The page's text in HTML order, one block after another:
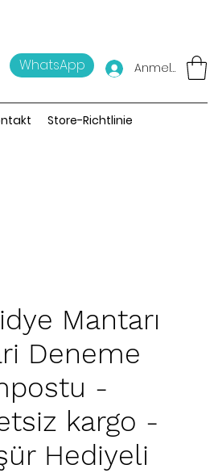
WhatsApp Anmelden
Store-Richtlinie
Mantarı
Deneme
-
kargo -
Hediyeli